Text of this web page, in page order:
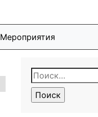
Мероприятия
Найти: